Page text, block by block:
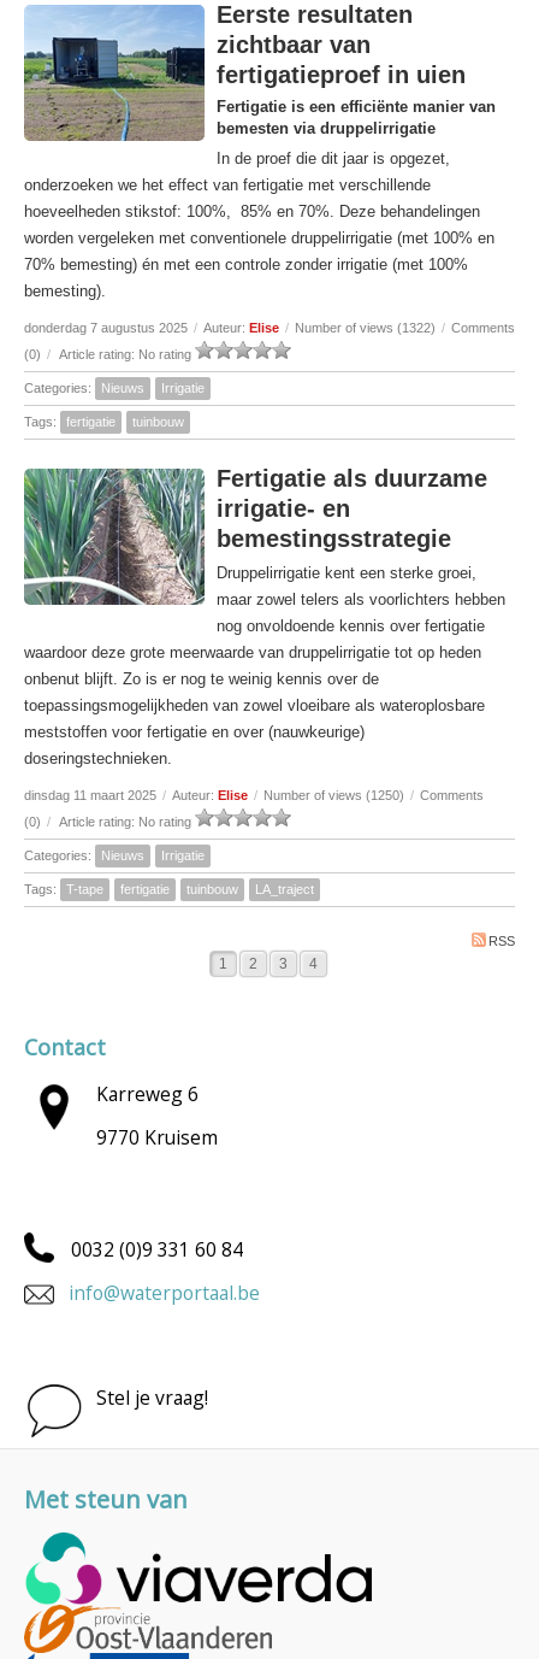
Eerste resultaten
zichtbaar van
fertigatieproef in uien
Fertigatie is een efficiënte manier van
bemesten via druppelirrigatie
In de proef die dit jaar is opgezet,
onderzoeken we het effect van fertigatie met verschillende
hoeveelheden stikstof: 100%, 85% en 70%. Deze behandelingen
worden vergeleken met conventionele druppelirrigatie (met 100% en
70% bemesting) én met een controle zonder irrigatie (met 100%
bemesting).
donderdag 7 augustus 2025 / Auteur: Elise / Number of views (1322) / Comments
(0) / Article rating: No rating
Categories: Nieuws Irrigatie
Tags: fertigatie tuinbouw
Fertigatie als duurzame
irrigatie- en
bemestingsstrategie
Druppelirrigatie kent een sterke groei,
maar zowel telers als voorlichters hebben
nog onvoldoende kennis over fertigatie
waardoor deze grote meerwaarde van druppelirrigatie tot op heden
onbenut blijft. Zo is er nog te weinig kennis over de
toepassingsmogelijkheden van zowel vloeibare als wateroplosbare
meststoffen voor fertigatie en over (nauwkeurige)
doseringstechnieken.
dinsdag 11 maart 2025 / Auteur: Elise / Number of views (1250) / Comments
(0) / Article rating: No rating
Categories: Nieuws Irrigatie
Tags: T-tape fertigatie tuinbouw LA_traject
RSS
1 2 3 4
Contact
Karreweg 6
9770 Kruisem
0032 (0)9 331 60 84
info@waterportaal.be
Stel je vraag!
Met steun van